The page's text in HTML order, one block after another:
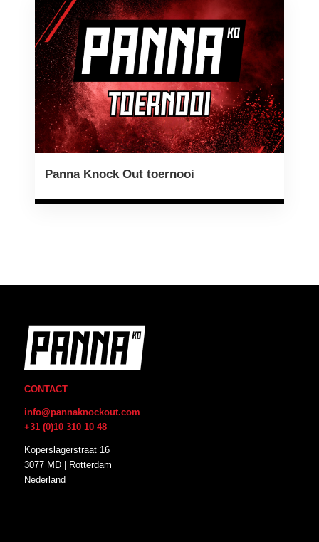
Panna Knock Out toernooi
CONTACT
info@pannaknockout.com
+31 (0)10 310 10 48
Koperslagerstraat 16
3077 MD | Rotterdam
Nederland